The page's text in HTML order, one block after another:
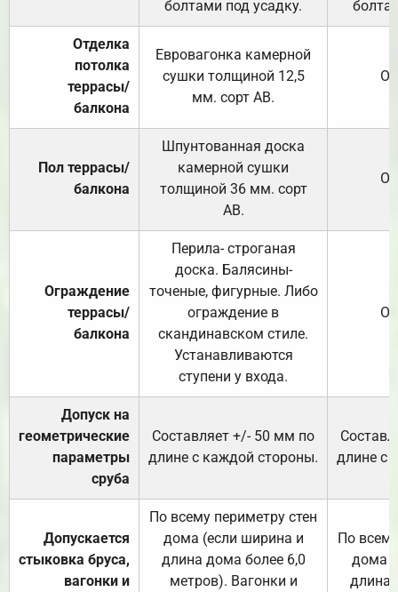
болтами под усадку.
Отделка
потолка
террасы/
балкона
Евровагонка камерной
сушки толщиной 12,5
мм. сорт АВ.
Пол террасы/
балкона
Шпунтованная доска
камерной сушки
толщиной 36 мм. сорт
АВ.
Ограждение
террасы/
балкона
Перила- строганая
доска. Балясины-
точеные, фигурные. Либо
ограждение в
скандинавском стиле.
Устанавливаются
ступени у входа.
Допуск на
геометрические
параметры
сруба
Составляет +/- 50 мм по
длине с каждой стороны.
длине с
Допускается
стыковка бруса,
вагонки и
По всему периметру стен
дома (если ширина и
длина дома более 6,0
метров). Вагонки и
По
дома
длина